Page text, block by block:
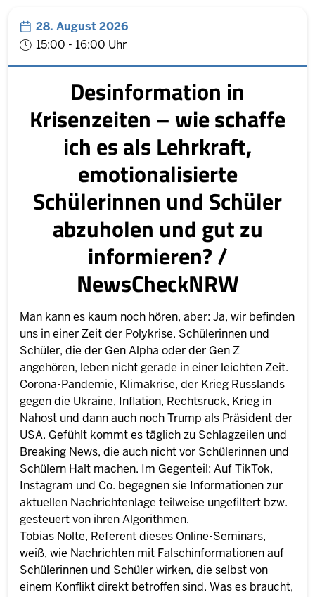
28. August 2026
15:00 - 16:00 Uhr
Desinformation in
Krisenzeiten – wie schaffe
ich es als Lehrkraft,
emotionalisierte
Schülerinnen und Schüler
abzuholen und gut zu
informieren? /
NewsCheckNRW
Man kann es kaum noch hören, aber: Ja, wir befinden
uns in einer Zeit der Polykrise. Schülerinnen und
Schüler, die der Gen Alpha oder der Gen Z
angehören, leben nicht gerade in einer leichten Zeit.
Corona-Pandemie, Klimakrise, der Krieg Russlands
gegen die Ukraine, Inflation, Rechtsruck, Krieg in
Nahost und dann auch noch Trump als Präsident der
USA. Gefühlt kommt es täglich zu Schlagzeilen und
Breaking News, die auch nicht vor Schülerinnen und
Schülern Halt machen. Im Gegenteil: Auf TikTok,
Instagram und Co. begegnen sie Informationen zur
aktuellen Nachrichtenlage teilweise ungefiltert bzw.
gesteuert von ihren Algorithmen.
Tobias Nolte, Referent dieses Online-Seminars,
weiß, wie Nachrichten mit Falschinformationen auf
Schülerinnen und Schüler wirken, die selbst von
einem Konflikt direkt betroffen sind. Was es braucht,